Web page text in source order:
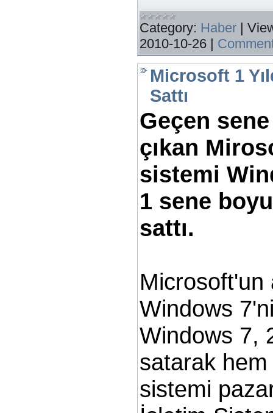
Category: Haber |
2010-10-26 |
Microsoft 1
Sattı
Geçen
çıkan
sistemi
1 sene
sattı.
Microsoft'un
Windows
Windows 7,
satarak
sistemi